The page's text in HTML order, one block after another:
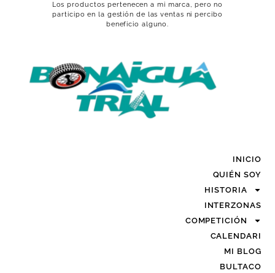
Los productos pertenecen a mi marca, pero no
participo en la gestión de las ventas ni percibo
beneficio alguno.
INICIO
QUIÉN SOY
HISTORIA
INTERZONAS
COMPETICIÓN
CALENDARI
MI BLOG
BULTACO